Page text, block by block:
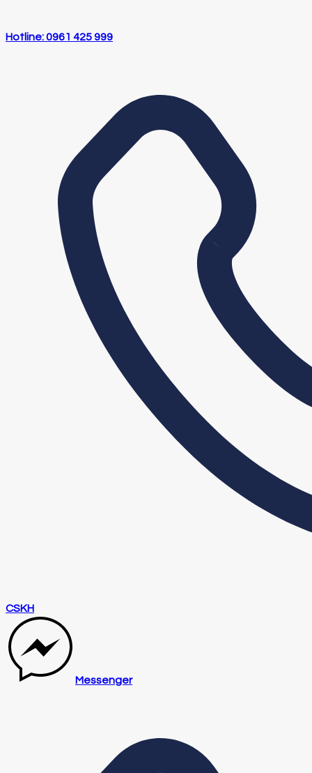
Hotline: 0961 425 999
CSKH
Messenger